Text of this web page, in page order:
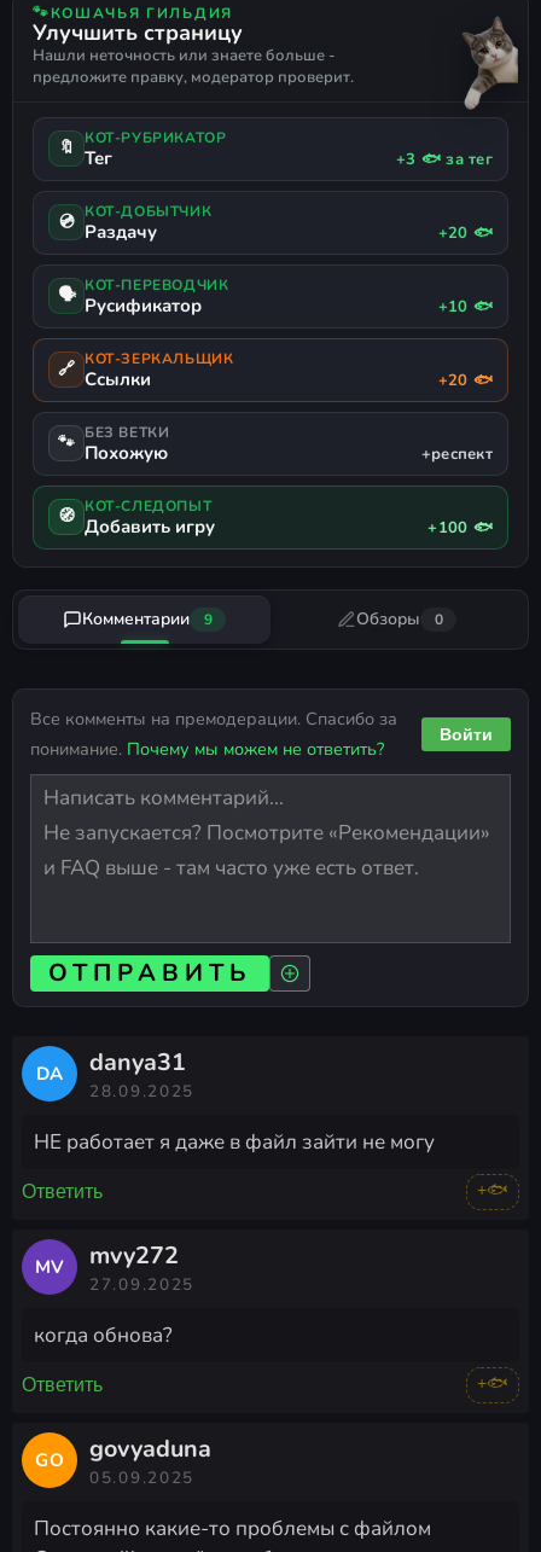
🐾КОШАЧЬЯ ГИЛЬДИЯ
Улучшить страницу
Нашли неточность или знаете больше -
предложите правку, модератор проверит.
🔖 КОТ-РУБРИКАТОР
Тег +3 🐟 за тег
💿 КОТ-ДОБЫТЧИК
Раздачу +20 🐟
🗣 КОТ-ПЕРЕВОДЧИК
Русификатор +10 🐟
🔗 КОТ-ЗЕРКАЛЬЩИК
Ссылки +20 🐟
🐾 БЕЗ ВЕТКИ
Похожую +респект
🧭 КОТ-СЛЕДОПЫТ
Добавить игру +100 🐟
Комментарии 9 Обзоры 0
Все комменты на премодерации. Спасибо за
понимание. Почему мы можем не ответить?
Войти
ОТПРАВИТЬ
DA danya31
28.09.2025
НЕ работает я даже в файл зайти не могу
Ответить +🐟
MV mvy272
27.09.2025
когда обнова?
Ответить +🐟
GO govyaduna
05.09.2025
Постоянно какие-то проблемы с файлом